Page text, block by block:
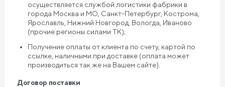
осуществляется службой логистики фабрики в
города Москва и МО, Санкт-Петербург, Кострома,
Ярославль, Нижний Новгород, Вологда, Иваново
(прочие регионы силами ТК);
Получение оплаты от клиента по счету, картой по
ссылке, наличными при доставке (оплата может
производиться так же на Вашем сайте).
Договор поставки